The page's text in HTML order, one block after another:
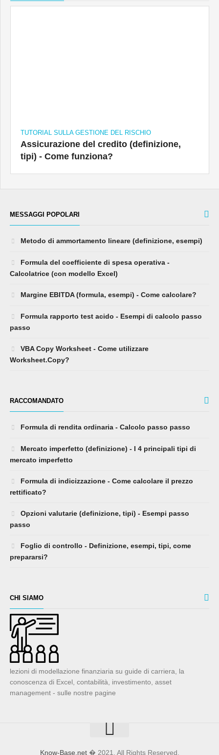
TUTORIAL SULLA GESTIONE DEL RISCHIO
Assicurazione del credito (definizione,
tipi) - Come funziona?
MESSAGGI POPOLARI
Metodo di ammortamento lineare (definizione, esempi)
Formula del coefficiente di spesa operativa -
Calcolatrice (con modello Excel)
Margine EBITDA (formula, esempi) - Come calcolare?
Formula rapporto test acido - Esempi di calcolo passo
passo
VBA Copy Worksheet - Come utilizzare
Worksheet.Copy?
RACCOMANDATO
Formula di rendita ordinaria - Calcolo passo passo
Mercato imperfetto (definizione) - I 4 principali tipi di
mercato imperfetto
Formula di indicizzazione - Come calcolare il prezzo
rettificato?
Opzioni valutarie (definizione, tipi) - Esempi passo
passo
Foglio di controllo - Definizione, esempi, tipi, come
prepararsi?
CHI SIAMO
lezioni di modellazione finanziaria su guide di carriera, la
conoscenza di Excel, contabilità, investimento, asset
management - sulle nostre pagine
Know-Base.net� 2021. All Rights Reserved.